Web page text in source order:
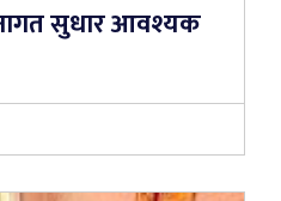
सुधार आवश्यक